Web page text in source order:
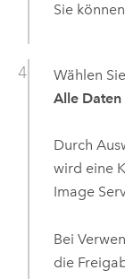
Sie
Wählen Sie
Alle
Durch
wird eine
Image
Bei
die